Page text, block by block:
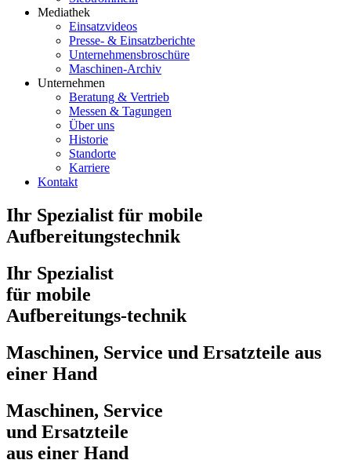
Mediathek
Einsatzvideos
Presse- & Einsatzberichte
Unternehmensbroschüre
Maschinen-Archiv
Unternehmen
Beratung & Vertrieb
Messen & Tagungen
Über uns
Historie
Standorte
Karriere
Kontakt
Ihr Spezialist für mobile
Aufbereitungstechnik
Ihr Spezialist
für mobile
Aufbereitungs-technik
Maschinen, Service und Ersatzteile aus
einer Hand
Maschinen, Service
und Ersatzteile
aus einer Hand